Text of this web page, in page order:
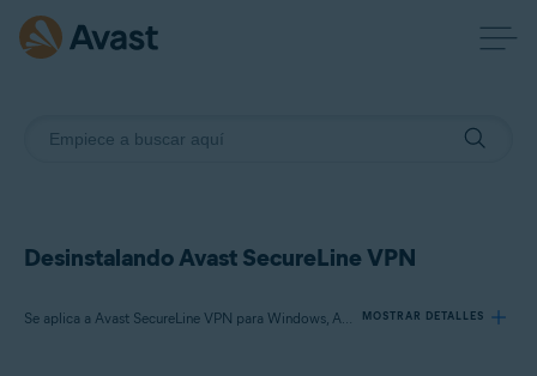
Desinstalando Avast SecureLine VPN
Se aplica a Avast SecureLine VPN para Windows, Avast SecureLine VPN para Mac, Avast SecureLine VPN para Android, Avast SecureLine VPN para iOS MOSTRAR DETALLES